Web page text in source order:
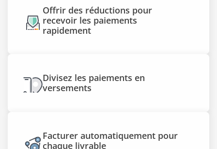
Offrir des réductions pour
recevoir les paiements
rapidement
Divisez les paiements en
versements
Facturer automatiquement pour
chaque livrable